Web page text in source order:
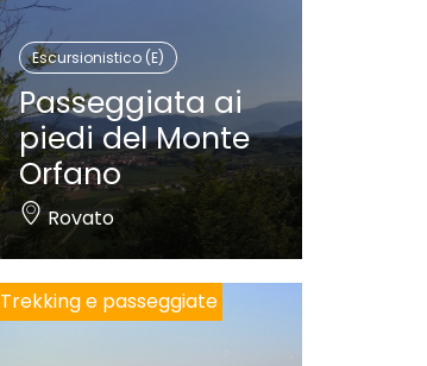
Escursionistico (E)
Passeggiata ai
piedi del Monte
Orfano
Rovato
Trekking e passeggiate